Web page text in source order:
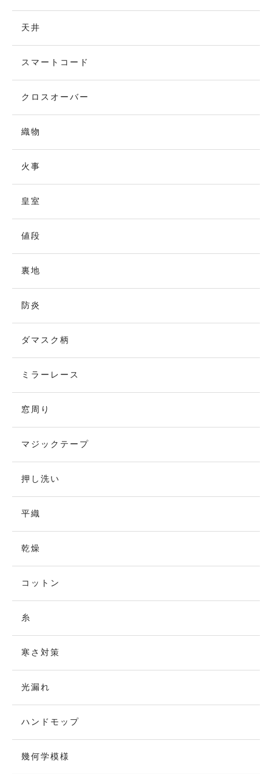
天井
スマートコード
クロスオーバー
織物
火事
皇室
値段
裏地
防炎
ダマスク柄
ミラーレース
窓周り
マジックテープ
押し洗い
平織
乾燥
コットン
糸
寒さ対策
光漏れ
ハンドモップ
幾何学模様